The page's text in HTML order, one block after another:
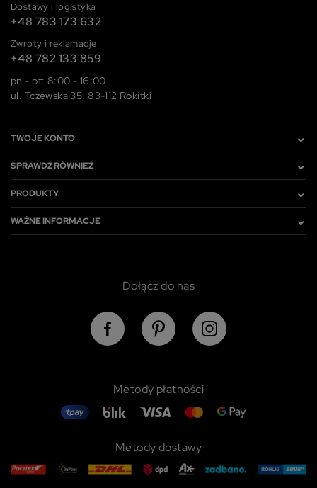
Dostawy i logistyka
+48 783 173 632
Zwroty i reklamacje
+48 782 133 859
pn - pt: 8:00 - 16:00
ul. Tczewska 35, 83-112 Rokitki
TWOJE KONTO
SPRAWDŹ RÓWNIEŻ
PRODUKTY
WAŻNE INFORMACJE
Dołącz do nas
Metody płatności
Metody dostawy